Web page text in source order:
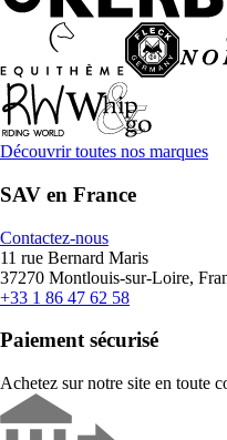
Découvrir toutes nos marques
SAV en France
Contactez-nous
11 rue Bernard Maris
37270 Montlouis-sur-Loire,
+33 1 86 47 62 58
Paiement sécurisé
Achetez sur notre site en toute